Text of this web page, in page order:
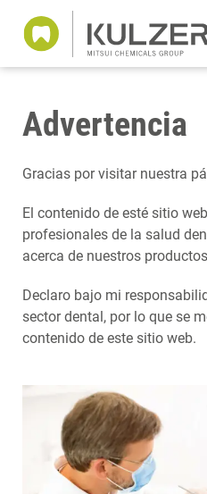
Advertencia
Gracias por visitar nuestra
El contenido de esté sitio
profesionales de la salud
acerca de nuestros
Declaro bajo mi
sector dental, por lo que se
contenido de este sitio web.